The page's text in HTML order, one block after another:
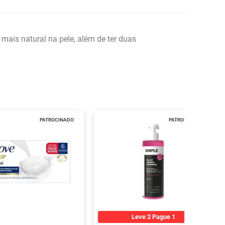
natural na pele, além de ter duas
PATROCINADO PATROCINADO
Leve 2 Pague 1